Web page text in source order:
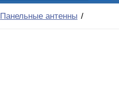
Панельные антенны